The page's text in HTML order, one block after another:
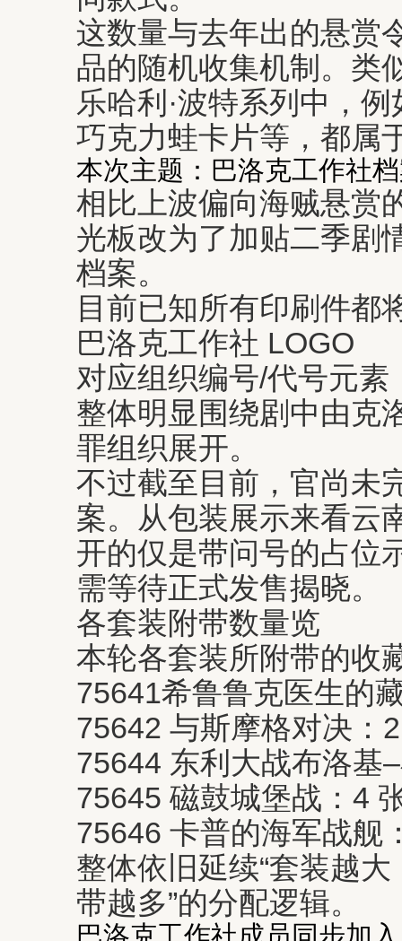
这数量与去年出的悬赏
品的随机收集机制。类
乐哈利·波特系列中，
巧克力蛙卡片等，都属
本次主题：巴洛克工作社
相比上波偏向海贼悬赏
光板改为了加贴二季剧
档案。
目前已知所有印刷件都
巴洛克工作社 LOGO
对应组织编号/代号元素
整体明显围绕剧中由克
罪组织展开。
不过截至目前，官尚未
案。从包装展示来看云
开的仅是带问号的占位
需等待正式发售揭晓。
各套装附带数量览
本轮各套装所附带的收
75641希鲁鲁克医生的
75642 与斯摩格对决：
75644 东利大战布洛基
75645 磁鼓城堡战：4
75646 卡普的海军战舰
整体依旧延续“套装越大
带越多”的分配逻辑。
巴洛克工作社成员同步加